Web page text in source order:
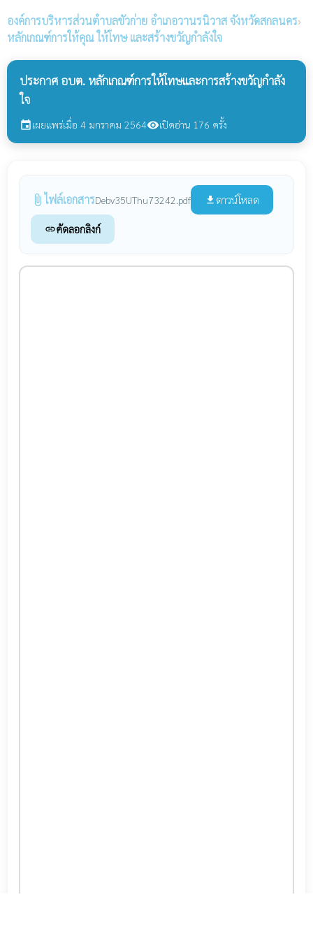
องค์การบริหารส่วนตำบลขัวก่าย อำเภอวานรนิวาส จังหวัดสกลนคร›
หลักเกณฑ์การให้คุณ ให้โทษ และสร้างขวัญกำลังใจ
ประกาศ อบต. หลักเกณฑ์การให้โทษและการสร้างขวัญกำลัง
ใจ
eventเผยแพร่เมื่อ 4 มกราคม 2564visibilityเปิดอ่าน 176 ครั้ง
attach_file ไฟล์เอกสารDebv35UThu73242.pdf file_download ดาวน์โหลด
linkคัดลอกลิงก์